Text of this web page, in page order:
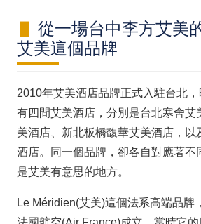
從一場台中李方艾美
艾美這個品牌
2010年艾美酒店品牌正式入駐台北
有四間艾美酒店，分別是台北寒舍艾
美酒店、新北板橋馥華艾美酒店，以
酒店。同一個品牌，卻各自對應著不
是艾美有意思的地方。
Le Méridien(艾美)這個法系高端品牌